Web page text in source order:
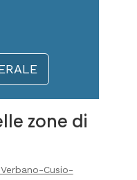
zone di
Cusio-